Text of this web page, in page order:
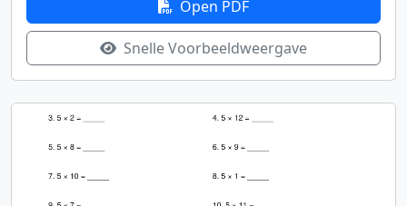
Open PDF
Snelle Voorbeeldweergave